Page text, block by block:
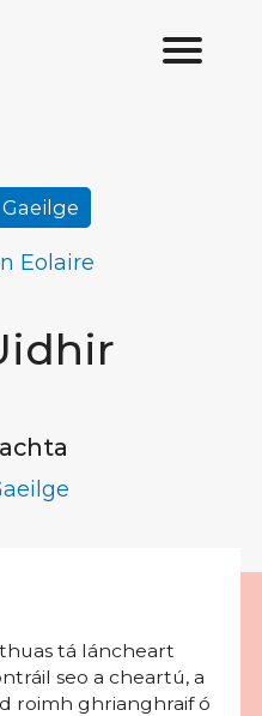
Gaeilge
Eolaire
tá láncheart
seo a cheartú, a
roimh ghrianghraif ó